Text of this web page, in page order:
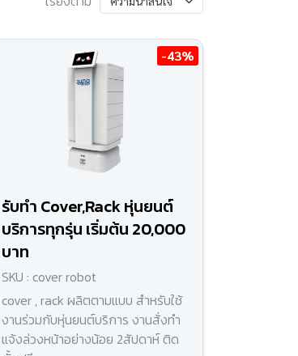
-43%
รับทำ Cover,Rack หุ่นยนต์
บริการทุกรุ่น เริ่มต้น 20,000
บาท
SKU : cover robot
cover , rack ผลิตตามแบบ สำหรับใช้
งานร่วมกับหุ่นยนต์บริการ งานสั่งทำ
แจ้งล่วงหน้าอย่างน้อย 2สัปดาห์ ติด